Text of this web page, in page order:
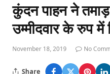
कुंदन पाहन ने तमाड़
उम्मीदवार के रुप में
November 18, 2019 No
Share